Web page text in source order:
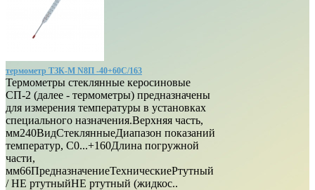
термометр ТЗК-М N8П -40+60С/163
Термометры стеклянные керосиновые
СП-2 (далее - термометры) предназначены
для измерения температуры в установках
специального назначения.Верхняя часть,
мм240ВидСтеклянныеДиапазон показаний
температур, С0...+160Длина погружной
части,
мм66ПредназначениеТехническиеРтутный
/ НЕ ртутныйНЕ ртутный (жидкос..